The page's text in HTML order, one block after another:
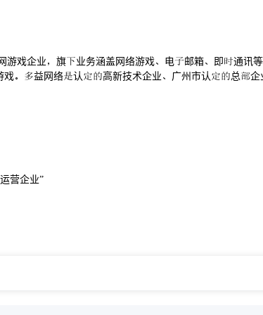
企业旗业务涵盖网络游戏电邮箱即通讯等
戏益网络认高新技术企业广州市认总企
营企业”